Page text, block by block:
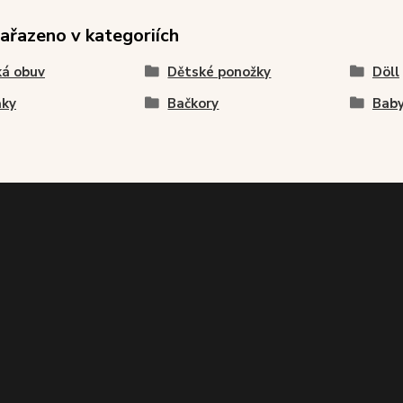
v kategoriích
obuv Dětské ponožky
Döll
Bačkory